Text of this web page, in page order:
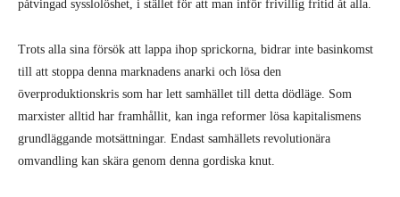
påtvingad sysslolöshet, i stället för att man inför frivillig fritid åt alla.
Trots alla sina försök att lappa ihop sprickorna, bidrar inte basinkomst
till att stoppa denna marknadens anarki och lösa den
överproduktionskris som har lett samhället till detta dödläge. Som
marxister alltid har framhållit, kan inga reformer lösa kapitalismens
grundläggande motsättningar. Endast samhällets revolutionära
omvandling kan skära genom denna gordiska knut.